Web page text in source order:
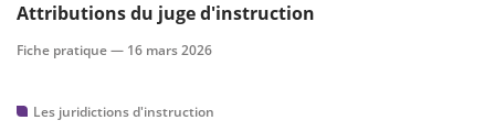
Attributions du juge d'instruction
Fiche pratique — 16 mars 2026
Les juridictions d'instruction